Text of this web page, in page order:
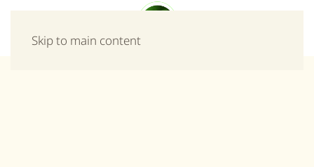
Skip to main content